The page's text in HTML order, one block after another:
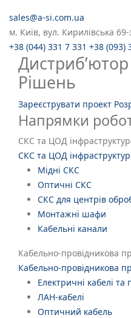
sales@a-si.com.ua
м. Київ, вул. Кирилівська 69-
+38 (044) 331 7 331 +38 (093)
Рішень
Зареєструвати проект
Напрямки
СКС та ЦОД
СКС та ЦОД
Мідні СКС
Оптичні СКС
СКС для центрів
Монтажні шафи
Кабельні канали
Кабельно-провідникова
Кабельно-провідникова
Електричні кабелі та
ЛАН-кабелі
Оптичний кабель